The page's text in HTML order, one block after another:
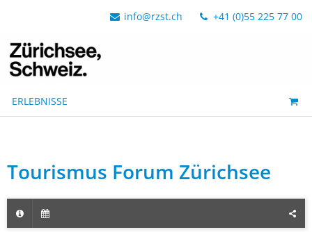
info@rzst.ch +41 (0)55 225 77 00
ERLEBNISSE
Tourismus Forum Zürichsee